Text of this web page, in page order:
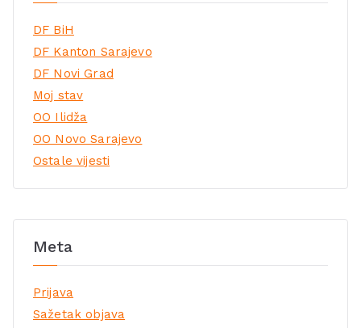
DF BiH
DF Kanton Sarajevo
DF Novi Grad
Moj stav
OO Ilidža
OO Novo Sarajevo
Ostale vijesti
Meta
Prijava
Sažetak objava